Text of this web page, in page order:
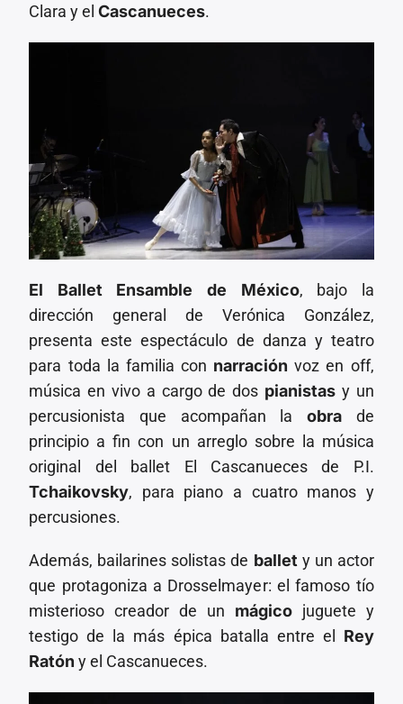
Clara y elCascanueces.
El Ballet Ensamble de México, bajo la
dirección general de Verónica González,
presenta este espectáculo de danza y teatro
para toda la familia con narración voz en off,
música en vivo a cargo de dos pianistas y un
percusionista que acompañan la obrade
principio a fin con un arreglo sobre la música
original del ballet El Cascanueces de P.I.
Tchaikovsky, para piano a cuatro manos y
percusiones.
Además, bailarines solistas de ballet y un actor
que protagoniza a Drosselmayer: el famoso tío
misterioso creador de un mágicojuguete y
testigo de la más épica batalla entre el Rey
Ratón y el Cascanueces.